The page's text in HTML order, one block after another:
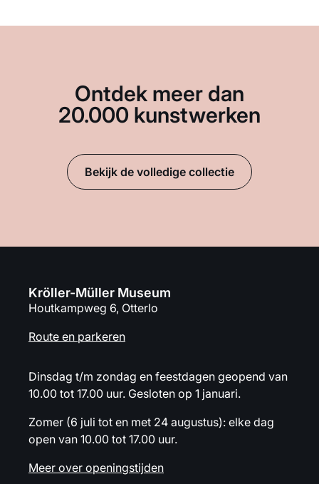
Ontdek meer dan
20.000 kunstwerken
Bekijk de volledige collectie
Kröller-Müller Museum
Houtkampweg 6, Otterlo
Route en parkeren
Dinsdag t/m zondag en feestdagen geopend van
10.00 tot 17.00 uur. Gesloten op 1 januari.
Zomer (6 juli tot en met 24 augustus): elke dag
open van 10.00 tot 17.00 uur.
Meer over openingstijden